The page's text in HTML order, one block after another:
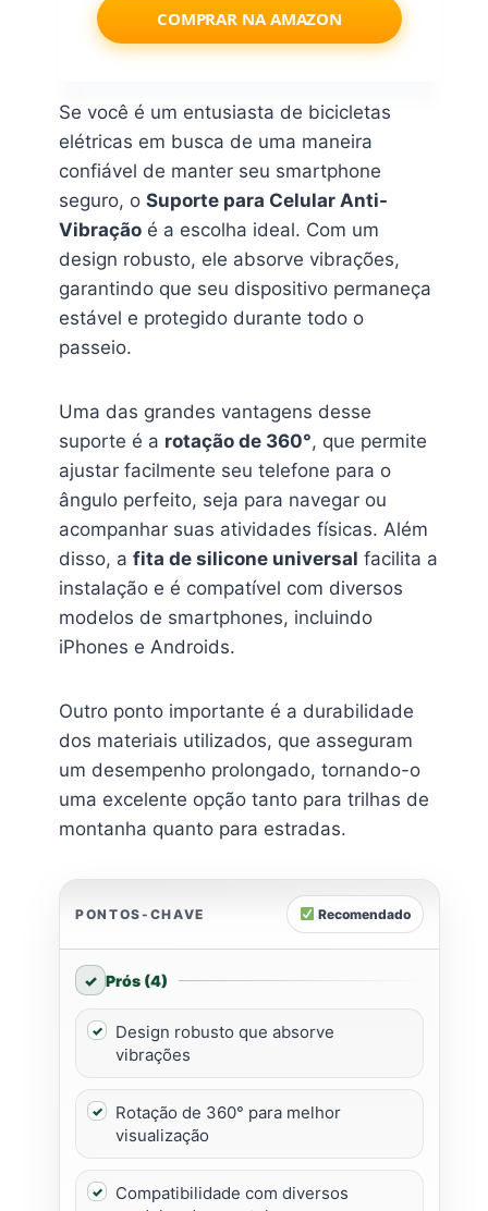
COMPRAR NA AMAZON
Se você é um entusiasta de bicicletas
elétricas em busca de uma maneira
confiável de manter seu smartphone
seguro, o Suporte para Celular Anti-
Vibração é a escolha ideal. Com um
design robusto, ele absorve vibrações,
garantindo que seu dispositivo permaneça
estável e protegido durante todo o
passeio.
Uma das grandes vantagens desse
suporte é a rotação de 360°, que permite
ajustar facilmente seu telefone para o
ângulo perfeito, seja para navegar ou
acompanhar suas atividades físicas. Além
disso, a fita de silicone universal facilita a
instalação e é compatível com diversos
modelos de smartphones, incluindo
iPhones e Androids.
Outro ponto importante é a durabilidade
dos materiais utilizados, que asseguram
um desempenho prolongado, tornando-o
uma excelente opção tanto para trilhas de
montanha quanto para estradas.
PONTOS-CHAVE Recomendado
Prós (4)
Design robusto que absorve
vibrações
Rotação de 360° para melhor
visualização
Compatibilidade com diversos